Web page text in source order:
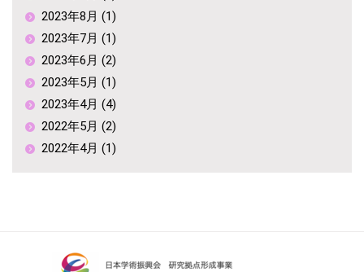
2023年8月 (1)
2023年7月 (1)
2023年6月 (2)
2023年5月 (1)
2023年4月 (4)
2022年5月 (2)
2022年4月 (1)